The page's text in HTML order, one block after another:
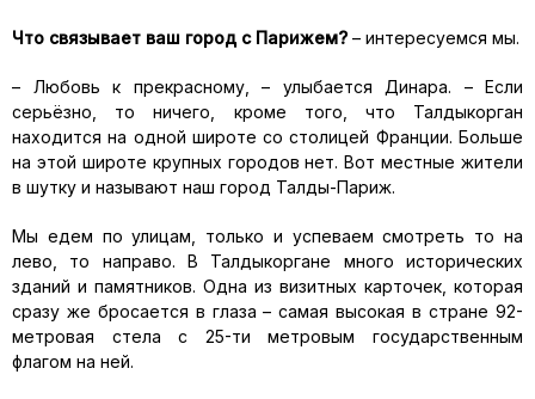
Что связывает ваш город с Парижем? – интересуемся мы.
– Любовь к прекрасному, – улыбается Динара. – Если
серьёзно, то ничего, кроме того, что Талдыкорган
находится на одной широте со столицей Франции. Больше
на этой широте крупных городов нет. Вот местные жители
в шутку и называют наш город Талды-Париж.
Мы едем по улицам, только и успеваем смотреть то на
лево, то направо. В Талдыкоргане много исторических
зданий и памятников. Одна из визитных карточек, которая
сразу же бросается в глаза – самая высокая в стране 92-
метровая стела с 25-ти метровым государственным
флагом на ней.